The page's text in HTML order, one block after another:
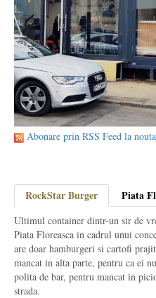
Abonare prin RSS Feed la
RockStar Burger Piata
Ultimul container dintr-un sir de
Piata Floreasca in cadrul unui
are doar hamburgeri si cartofi
mancat in alta parte, pentru ca ei
polita de bar, pentru mancat in
strada.